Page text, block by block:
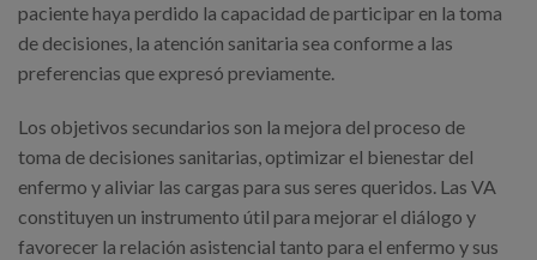
paciente haya perdido la capacidad de participar en la toma
de decisiones, la atención sanitaria sea conforme a las
preferencias que expresó previamente.
Los objetivos secundarios son la mejora del proceso de
toma de decisiones sanitarias, optimizar el bienestar del
enfermo y aliviar las cargas para sus seres queridos. Las VA
constituyen un instrumento útil para mejorar el diálogo y
favorecer la relación asistencial tanto para el enfermo y sus